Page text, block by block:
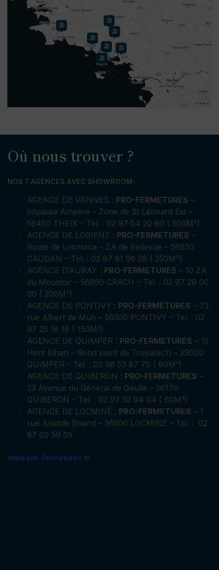
Où nous trouver ?
NOS 7 AGENCES AVEC SHOWROOM :
AGENCE DE VANNES : PRO-FERMETURES –
Impasse Ampère – Zone de St Léonard Est –
56450 THEIX – Tel. : 02 97 54 20 60 ( 500M²)
AGENCE DE LORIENT : PRO-FERMETURES –
Route de Locmaria – ZA de Bellevue – 56850
CAUDAN – Tel. : 02 97 81 06 05 ( 250M²)
AGENCE D’AURAY : PRO-FERMETURES – 10 ZA
du Moustoir – 56950 CRACH – Tel. : 02 97 29 00
00 ( 200M²)
AGENCE DE PONTIVY : PRO-FERMETURES – 73
rue Albert de Mun – 56300 PONTIVY – Tel. : 02
97 25 18 18 ( 150M²)
AGENCE DE QUIMPER : PRO-FERMETURES – 15
Hent Bihan – Rond point de Troyalac’h – 29000
QUIMPER – Tel. : 02 98 53 87 79 ( 80M²)
AGENCE DE QUIBERON : PRO-FERMETURES –
23 Avenue du Général de Gaulle – 56170
QUIBERON – Tel. : 02 97 52 04 04 ( 60M²)
AGENCE DE LOCMINÉ : PRO-FERMETURES – 1
rue Aristide Briand – 56500 LOCMINÉ – Tel. : 02
97 60 59 59
www.pro-fermetures.fr